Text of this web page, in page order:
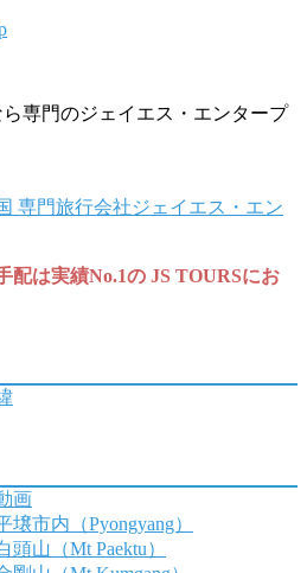
専門のジェイエス・エンタープ
配は実績No.1の JS TOURSにお
画
壌市内（Pyongyang）
頭山（Mt Paektu）